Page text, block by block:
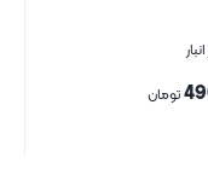
تومان